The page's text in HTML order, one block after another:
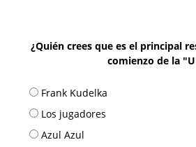
¿Quién crees que es el principal
comienzo de la
Frank Kudelka
Los jugadores
Azul Azul